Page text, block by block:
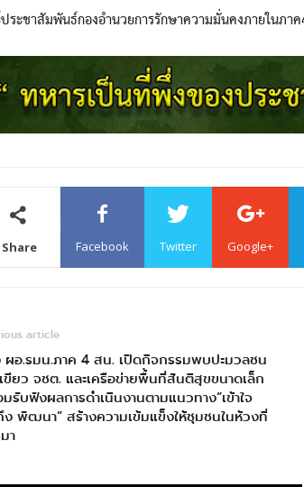
ระชาสัมพันธ์กองอำนวยการรักษาความมั่นคงภายในภา
Share Facebook Twitter Google+
article
ผอ.รมน.ภาค 4 สน. เปิดกิจกรรมพบปะมวลชน
ขียว จชต. และเครือข่ายพื้นที่สันติสุขขนาดเล็ก
รับฟังผลการดำเนินงานตามแนวทาง”เข้าใจ
ง พัฒนา” สร้างความเข้มแข็งให้ชุมชนในห้วงที่
า